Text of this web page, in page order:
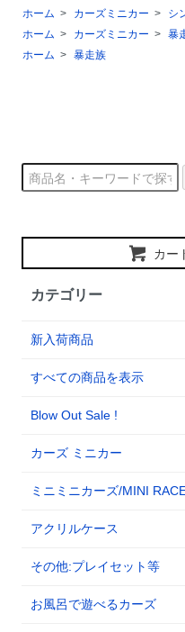
ホーム > カーズミニカー >
シ
ホーム > カーズミニカー > 暴
ホーム > 暴走族
カー
カテゴリー
新入荷商品
すべての商品を表示
Blow Out Sale !
カーズ ミニカー
ミニミニカーズ/MINI
アクリルケース
その他:プレイセット等
お風呂で遊べるカーズ